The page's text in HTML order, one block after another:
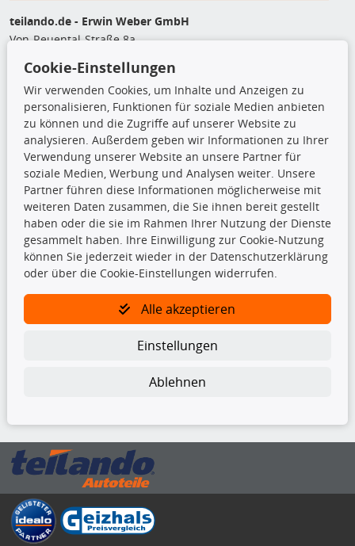
teilando.de - Erwin Weber GmbH
Von-Reuental-Straße 8a
+49 (0) 8165 / 5093200
shop@teilando.de
Top Produkte
Beleuchtung
Bremsbeläge
Bremsscheiben
Kupplungssatz
Querlenker
Radlager
Stoßdämpfer
vorherige Zustimmung von TecDoc zu vervielfältigen, zu verbreiten
und/oder diese Handlungen durch Dritte ausführen zu lassen. Ein
Zuwiderhandeln stellt eine Urheberrechtsverletzung dar und wird verfolgt.
Bitte prüfen Sie, ob das über unseren Onlineshop identifizierte Ersatzteil
auch tatsächlich dem gesuchten Ersatzteil entspricht.
Cookie-Einstellungen
Wir verwenden Cookies, um Inhalte und Anzeigen zu
personalisieren, Funktionen für soziale Medien anbieten
zu können und die Zugriffe auf unserer Website zu
analysieren. Außerdem geben wir Informationen zu Ihrer
Verwendung unserer Website an unsere Partner für
soziale Medien, Werbung und Analysen weiter. Unsere
Partner führen diese Informationen möglicherweise mit
weiteren Daten zusammen, die Sie ihnen bereit gestellt
haben oder die sie im Rahmen Ihrer Nutzung der Dienste
gesammelt haben. Ihre Einwilligung zur Cookie-Nutzung
können Sie jederzeit wieder in der Datenschutzerklärung
oder über die Cookie-Einstellungen widerrufen.
Alle akzeptieren
Einstellungen
Ablehnen